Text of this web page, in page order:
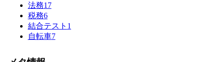
法務17
税務6
結合テスト 1
自転車7